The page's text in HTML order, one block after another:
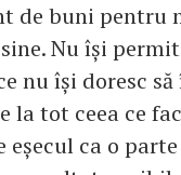
de buni pentru
Nu își
nu își doresc
la tot ceea ce
eșecul ca o